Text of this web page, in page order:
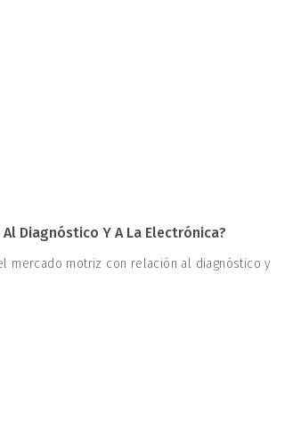
Diagnóstico Y A La Electrónica?
mercado motriz con relación al diagnóstico y